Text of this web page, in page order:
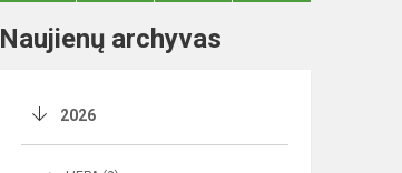
Naujienų archyvas
2026